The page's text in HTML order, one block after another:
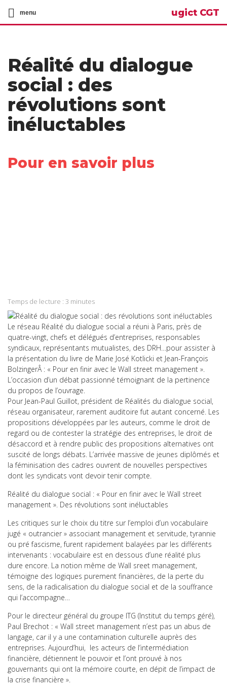
menu ugict CGT
Réalité du dialogue
social : des
révolutions sont
inéluctables
Pour en savoir plus
Email
Temps de lecture : 3 minutes
Le réseau Réalité du dialogue social a réuni à Paris, près de
quatre-vingt, chefs et délégués d’entreprises, responsables
syndicaux, représentants mutualistes, des DRH…pour assister à
la présentation du livre de Marie José Kotlicki et Jean-François
BolzingerÂ : « Pour en finir avec le Wall street management ».
L’occasion d’un débat passionné témoignant de la pertinence
du propos de l’ouvrage.
Pour Jean-Paul Guillot, président de Réalités du dialogue social,
réseau organisateur, rarement auditoire fut autant concerné. Les
propositions développées par les auteurs, comme le droit de
regard ou de contester la stratégie des entreprises, le droit de
désaccord et à rendre public des propositions alternatives ont
suscité de longs débats. L’arrivée massive de jeunes diplômés et
la féminisation des cadres ouvrent de nouvelles perspectives
dont les syndicats vont devoir tenir compte.
Réalité du dialogue social : « Pour en finir avec le Wall street
management ». Des révolutions sont inéluctables
Les critiques sur le choix du titre sur l’emploi d’un vocabulaire
jugé « outrancier » associant management et servitude, tyrannie
ou pré fascisme, furent rapidement balayées par les différents
intervenants : vocabulaire est en dessous d’une réalité plus
dure encore. La notion même de Wall sreet management,
témoigne des logiques purement financières, de la perte du
sens, de la radicalisation du dialogue social et de la souffrance
qui l’accompagne…
Pour le directeur général du groupe ITG (Institut du temps géré),
Paul Brechot : « Wall street management n’est pas un abus de
langage, car il y a une contamination culturelle auprès des
entreprises. Aujourd’hui, les acteurs de l’intermédiation
financière, détiennent le pouvoir et l’ont prouvé à nos
gouvernants qui ont la mémoire courte, en dépit de l’impact de
la crise financière ».